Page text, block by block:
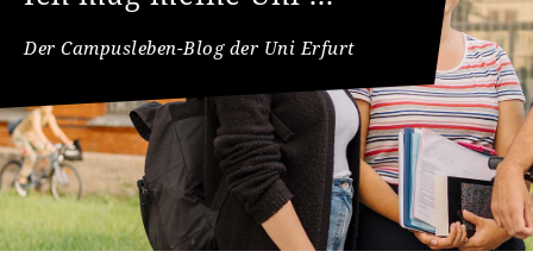
Der Campusleben-Blog der Uni Erfurt